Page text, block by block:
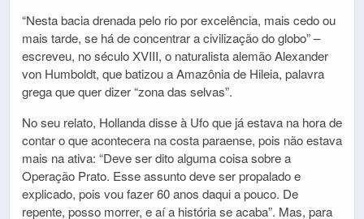
“Nesta bacia drenada pelo rio por excelência, mais cedo ou
mais tarde, se há de concentrar a civilização do globo” –
escreveu, no século XVIII, o naturalista alemão Alexander
von Humboldt, que batizou a Amazônia de Hileia, palavra
grega que quer dizer “zona das selvas”.
No seu relato, Hollanda disse à Ufo que já estava na hora de
contar o que acontecera na costa paraense, pois não estava
mais na ativa: “Deve ser dito alguma coisa sobre a
Operação Prato. Esse assunto deve ser propalado e
explicado, pois vou fazer 60 anos daqui a pouco. De
repente, posso morrer, e aí a história se acaba”. Mas, para